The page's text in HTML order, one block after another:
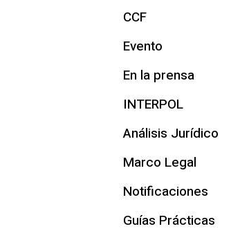
CCF
Evento
En la prensa
INTERPOL
Análisis Jurídico
Marco Legal
Notificaciones
Guías Prácticas